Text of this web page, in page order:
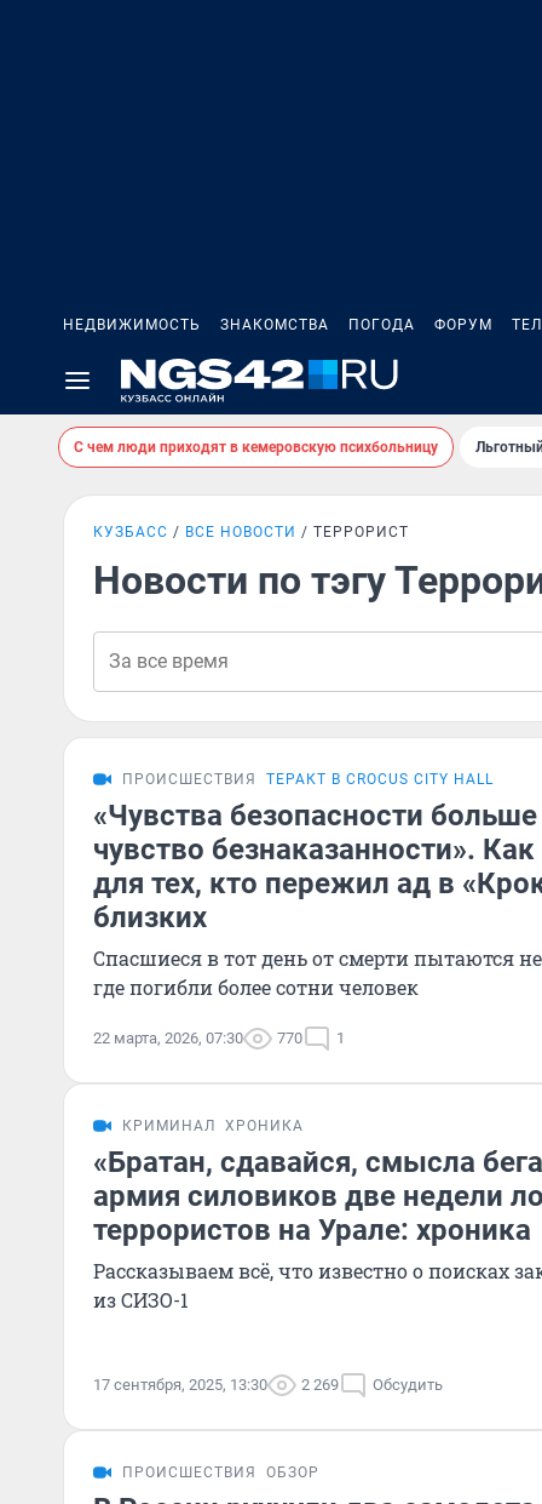
НЕДВИЖИМОСТЬ ЗНАКОМСТВА ПОГОДА ФОРУМ
С чем люди приходят в кемеровскую психбольницу
КУЗБАСС ВСЕ НОВОСТИ ТЕРРОРИСТ
Новости по тэгу
ПРОИСШЕСТВИЯ ТЕРАКТ В CROCUS CITY HALL
«Чувства безопасности
чувство безнаказанности».
для тех, кто пережил ад в
близких
Спасшиеся в тот день от смерти пытаются
где погибли более сотни человек
22 марта, 2026, 07:30 770 1
КРИМИНАЛ ХРОНИКА
«Братан, сдавайся, смысла
армия силовиков две недели
террористов на Урале: хроника
Рассказываем всё, что известно о поисках
из СИЗО-1
17 сентября, 2025, 13:30 2 269 Обсудить
ПРОИСШЕСТВИЯ ОБЗОР